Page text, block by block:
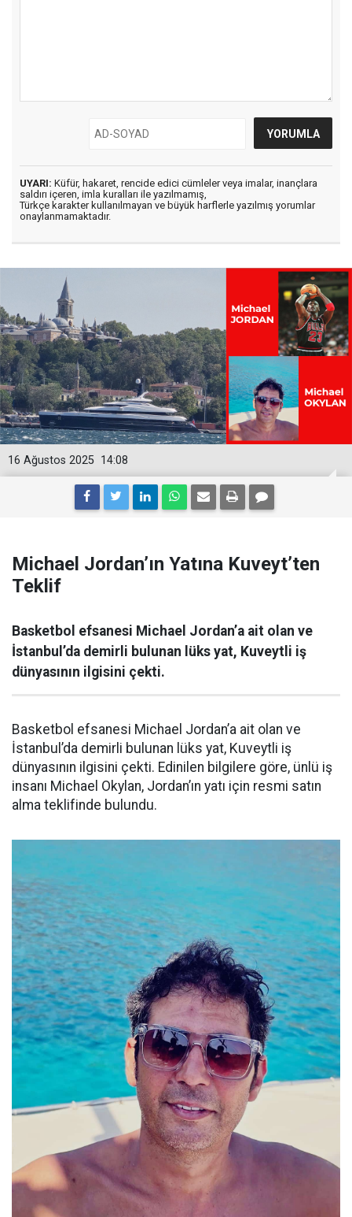
UYARI: Küfür, hakaret, rencide edici cümleler veya imalar, inançlara
saldırı içeren, imla kuralları ile yazılmamış,
Türkçe karakter kullanılmayan ve büyük harflerle yazılmış yorumlar
onaylanmamaktadır.
14:08
16 Ağustos 2025
Michael Jordan’ın Yatına Kuveyt’ten
Teklif
Basketbol efsanesi Michael Jordan’a ait olan ve
İstanbul’da demirli bulunan lüks yat, Kuveytli iş
dünyasının ilgisini çekti.
Basketbol efsanesi Michael Jordan’a ait olan ve
İstanbul’da demirli bulunan lüks yat, Kuveytli iş
dünyasının ilgisini çekti. Edinilen bilgilere göre, ünlü iş
insanı Michael Okylan, Jordan’ın yatı için resmi satın
alma teklifinde bulundu.